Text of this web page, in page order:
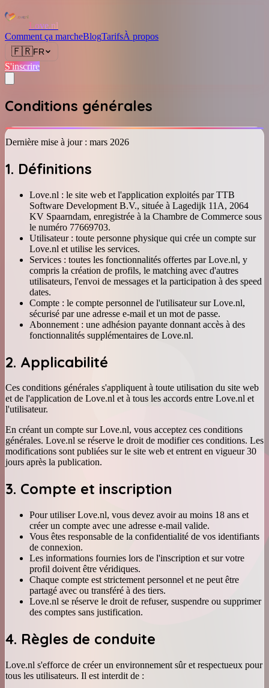
Love.nl
Comment ça marcheBlogTarifsÀ propos
🇫🇷FR
S'inscrire
Conditions générales
Dernière mise à jour : mars 2026
1. Définitions
Love.nl : le site web et l'application exploités par TTB
Software Development B.V., située à Lagedijk 11A, 2064
KV Spaarndam, enregistrée à la Chambre de Commerce sous
le numéro 77669703.
Utilisateur : toute personne physique qui crée un compte sur
Love.nl et utilise les services.
Services : toutes les fonctionnalités offertes par Love.nl, y
compris la création de profils, le matching avec d'autres
utilisateurs, l'envoi de messages et la participation à des speed
dates.
Compte : le compte personnel de l'utilisateur sur Love.nl,
sécurisé par une adresse e-mail et un mot de passe.
Abonnement : une adhésion payante donnant accès à des
fonctionnalités supplémentaires de Love.nl.
2. Applicabilité
Ces conditions générales s'appliquent à toute utilisation du site web
et de l'application de Love.nl et à tous les accords entre Love.nl et
l'utilisateur.
En créant un compte sur Love.nl, vous acceptez ces conditions
générales. Love.nl se réserve le droit de modifier ces conditions. Les
modifications sont publiées sur le site web et entrent en vigueur 30
jours après la publication.
3. Compte et inscription
Pour utiliser Love.nl, vous devez avoir au moins 18 ans et
créer un compte avec une adresse e-mail valide.
Vous êtes responsable de la confidentialité de vos identifiants
de connexion.
Les informations fournies lors de l'inscription et sur votre
profil doivent être véridiques.
Chaque compte est strictement personnel et ne peut être
partagé avec ou transféré à des tiers.
Love.nl se réserve le droit de refuser, suspendre ou supprimer
des comptes sans justification.
4. Règles de conduite
Love.nl s'efforce de créer un environnement sûr et respectueux pour
tous les utilisateurs. Il est interdit de :